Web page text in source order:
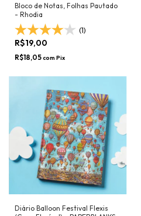
Bloco de Notas, Folhas Pautado
- Rhodia
(1)
R$19,00
R$18,05com Pix
Diário Balloon Festival Flexis